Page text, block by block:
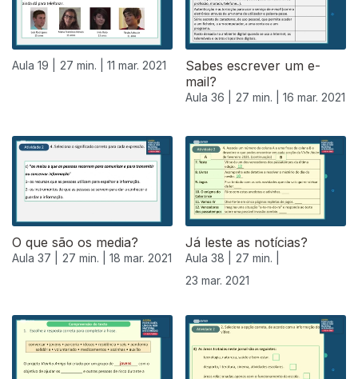
Aula 19 | 27 min. | 11 mar. 2021
Sabes escrever um e-
mail?
Aula 36 | 27 min. | 16 mar. 2021
O que são os media?
Aula 37 | 27 min. | 18 mar. 2021
Já leste as notícias?
Aula 38 |
27 min. |
23 mar. 2021